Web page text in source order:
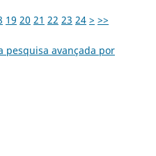
19 20 21 22 23 24 > >>
pesquisa avançada por